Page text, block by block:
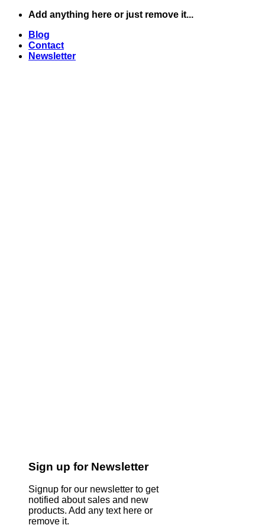
Skip
content
Add anything here or just remove it...
Blog
Contact
Newsletter
Sign up for Newsletter
Signup for our newsletter to get
notified about sales and new
products. Add any text here or
remove it.